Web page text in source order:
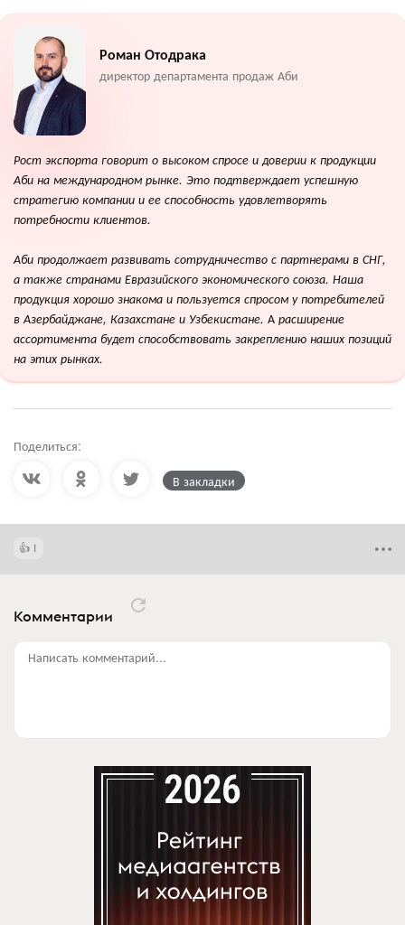
Роман Отодрака
директор департамента продаж Аби
Рост экспорта говорит о высоком спросе и доверии к продукции
Аби на международном рынке. Это подтверждает успешную
стратегию компании и ее способность удовлетворять
потребности клиентов.
Аби продолжает развивать сотрудничество с партнерами в СНГ,
а также странами Евразийского экономического союза. Наша
продукция хорошо знакома и пользуется спросом у потребителей
в Азербайджане, Казахстане и Узбекистане. А расширение
ассортимента будет способствовать закреплению наших позиций
на этих рынках.
Поделиться:
В закладки
1
Комментарии
Написать комментарий...